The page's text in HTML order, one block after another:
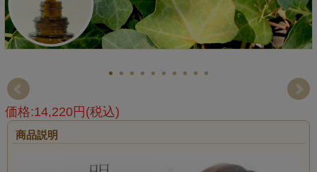
価格:14,220円(税込)
商品説明